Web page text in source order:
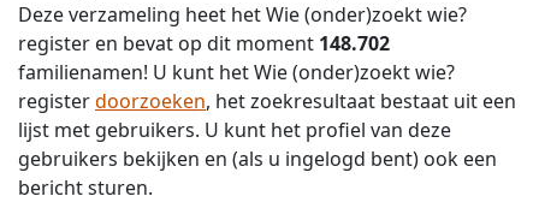
Deze verzameling heet het Wie (onder)zoekt wie?
register en bevat op dit moment 148.702
familienamen! U kunt het Wie (onder)zoekt wie?
registerdoorzoeken, het zoekresultaat bestaat uit een
lijst met gebruikers. U kunt het profiel van deze
gebruikers bekijken en (als u ingelogd bent) ook een
bericht sturen.